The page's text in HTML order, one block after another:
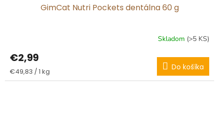
GimCat Nutri Pockets dentálna 60 g
Skladom (>5 KS)
€2,99
Jednotková
cena:
€49,83 / 1 kg Do košíka